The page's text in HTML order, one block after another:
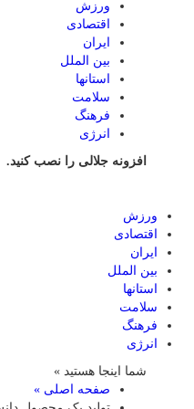
ورزش
اقتصادی
ایران
بین الملل
استانها
سلامت
فرهنگ
انرژی
افزونه جلالی را نصب کنید.
ورزش
اقتصادی
ایران
بین الملل
استانها
سلامت
فرهنگ
انرژی
شما اینجا هستید »
صفحه اصلی »